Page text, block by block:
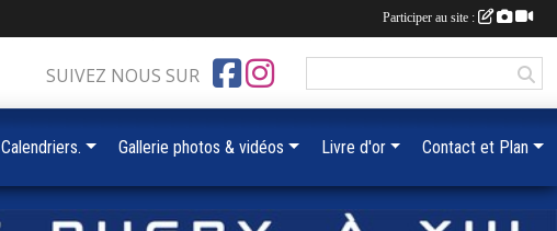
SUIVEZ NOUS SUR
Calendriers. Gallerie photos & vidéos Livre d'or Contact et Plan
Participer au site :